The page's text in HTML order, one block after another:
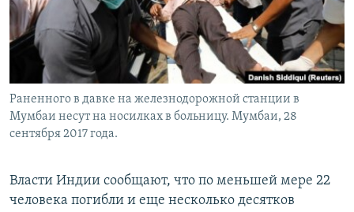
Раненного в давке на железнодорожной станции в
Мумбаи несут на носилках в больницу. Мумбаи, 28
сентября 2017 года.
Власти Индии сообщают, что по меньшей мере 22
человека погибли и еще несколько десятков